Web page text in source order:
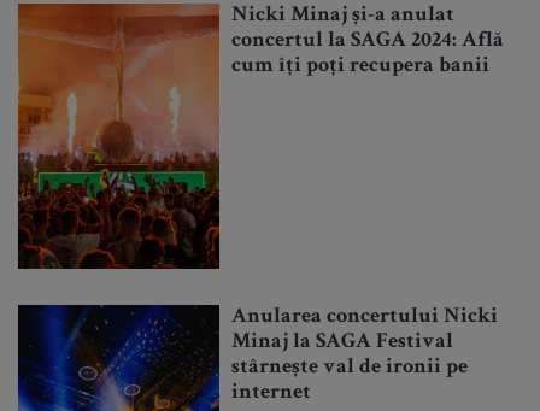
Nicki Minaj și-a anulat
concertul la SAGA 2024: Află
cum îți poți recupera banii
Anularea concertului Nicki
Minaj la SAGA Festival
stârnește val de ironii pe
internet